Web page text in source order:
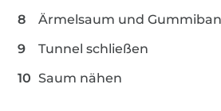
Ärmelsaum und
Tunnel schließen
Saum nähen